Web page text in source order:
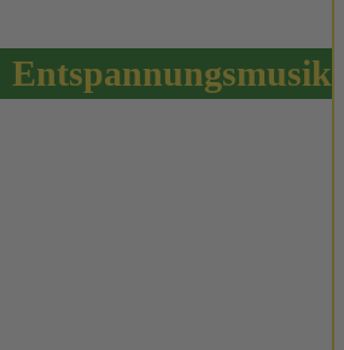
Entspannungsmusik